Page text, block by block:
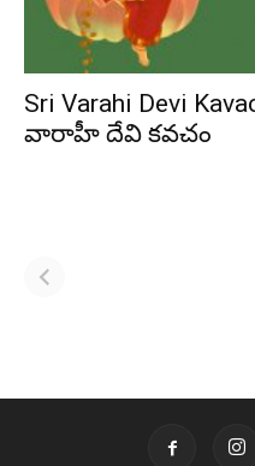
Sri Varahi Devi
వారాహీ దేవి కవచం
పితృదేవతల ఆశీర్వాదం